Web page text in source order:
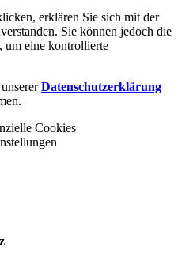
erklären Sie sich mit der
Sie können jedoch die
um eine kontrollierte
Datenschutzerklärung
Cookies